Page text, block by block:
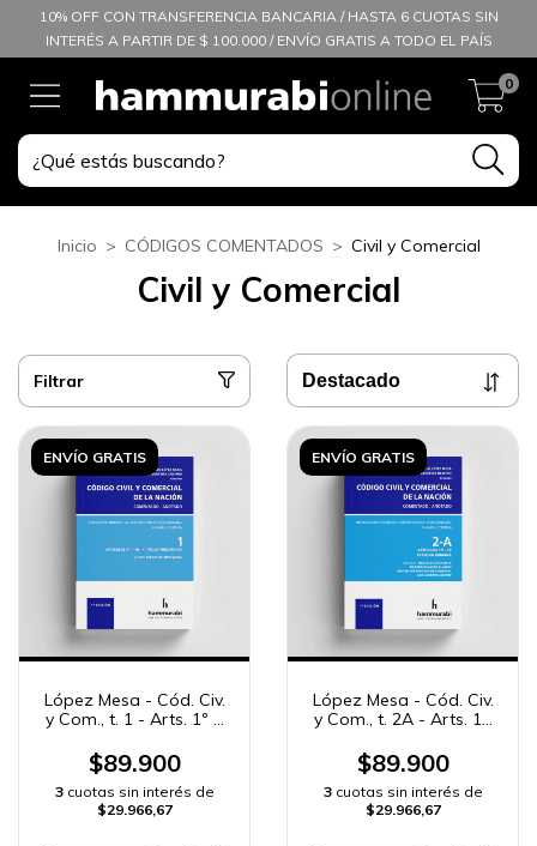
10% OFF CON TRANSFERENCIA BANCARIA / HASTA 6 CUOTAS SIN
INTERÉS A PARTIR DE $ 100.000 / ENVÍO GRATIS A TODO EL PAÍS
0
Inicio > CÓDIGOS COMENTADOS > Civil y Comercial
Civil y Comercial
Filtrar
ENVÍO GRATIS
López Mesa - Cód. Civ.
y Com., t. 1 - Arts. 1º a
$89.900
3 cuotas sin interés de
$29.966,67
ENVÍO GRATIS
López Mesa - Cód. Civ.
y Com., t. 2A - Arts. 19
$89.900
3 cuotas sin interés de
$29.966,67